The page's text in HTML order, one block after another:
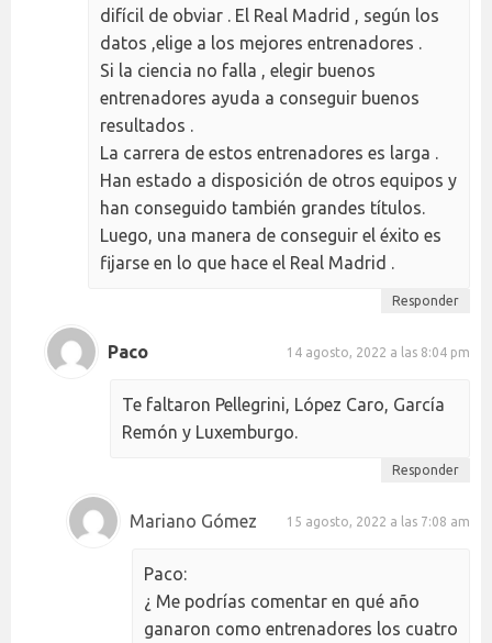
difícil de obviar . El Real Madrid , según los
datos ,elige a los mejores entrenadores .
Si la ciencia no falla , elegir buenos
entrenadores ayuda a conseguir buenos
resultados .
La carrera de estos entrenadores es larga .
Han estado a disposición de otros equipos y
han conseguido también grandes títulos.
Luego, una manera de conseguir el éxito es
fijarse en lo que hace el Real Madrid .
Responder
Paco 14 agosto, 2022 a las 8:04 pm
Te faltaron Pellegrini, López Caro, García
Remón y Luxemburgo.
Responder
Mariano Gómez 15 agosto, 2022 a las 7:08 am
Paco:
¿ Me podrías comentar en qué año
ganaron como entrenadores los cuatro